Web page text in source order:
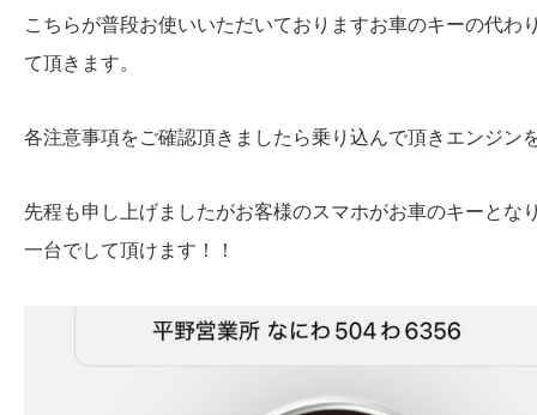
こちらが普段お使いいただいておりますお車のキーの代
て頂きます。
各注意事項をご確認頂きましたら乗り込んで頂きエンジン
先程も申し上げましたがお客様のスマホがお車のキーと
一台でして頂けます！！